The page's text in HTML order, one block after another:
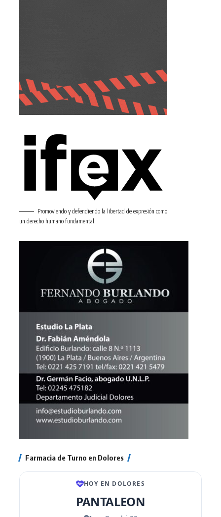
Promoviendo y defendiendo la libertad de expresión como
un derecho humano fundamental.
Farmacia de Turno en Dolores